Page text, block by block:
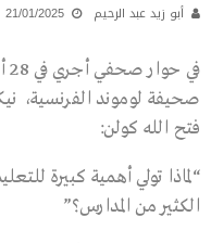
أبو زيد عبد الرحيم 21/01/2025
صحيفة لوموند الفرنسية،
فتح الله كولن:
“لماذا تولي أهمية كبيرة
الكثير من المدارس؟”